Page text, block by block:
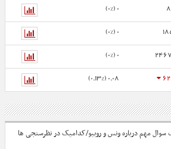
0 (0%)
0 (0%)
0 (0%)
0.08 (0.13%)
سوال مهم درباره ونس و روبیو/کدامیک در نظرسنجی ها